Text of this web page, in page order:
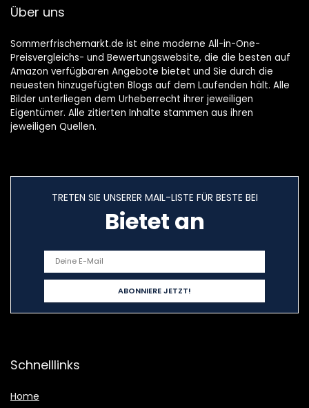
Über uns
Sommerfrischemarkt.de ist eine moderne All-in-One-
Preisvergleichs- und Bewertungswebsite, die die besten auf
Amazon verfügbaren Angebote bietet und Sie durch die
neuesten hinzugefügten Blogs auf dem Laufenden hält. Alle
Bilder unterliegen dem Urheberrecht ihrer jeweiligen
Eigentümer. Alle zitierten Inhalte stammen aus ihren
jeweiligen Quellen.
TRETEN SIE UNSERER MAIL-LISTE FÜR BESTE BEI
Bietet an
Schnelllinks
Home